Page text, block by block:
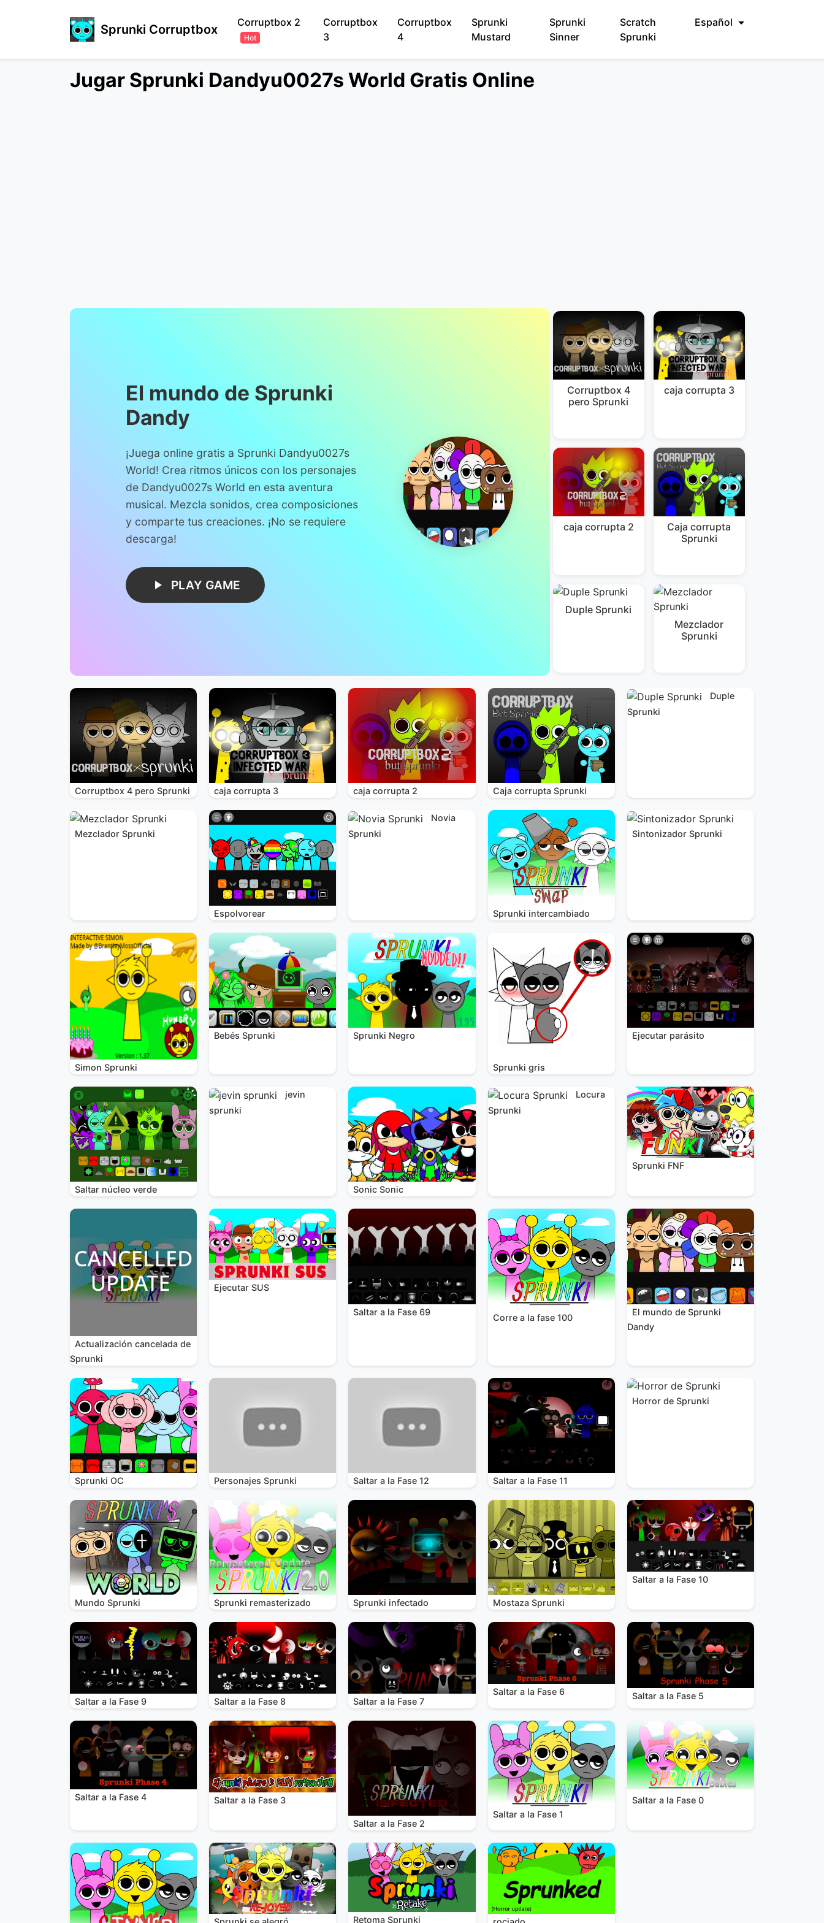
Sprunki Corruptbox Corruptbox 2
Hot
Corruptbox
3
Corruptbox
4
Sprunki
Mustard
Sprunki
Sinner
Scratch
Sprunki
Español
Jugar Sprunki Dandyu0027s World Gratis Online
El mundo de Sprunki
Dandy
¡Juega online gratis a Sprunki Dandyu0027s
World! Crea ritmos únicos con los personajes
de Dandyu0027s World en esta aventura
musical. Mezcla sonidos, crea composiciones
y comparte tus creaciones. ¡No se requiere
descarga!
PLAY GAME
Corruptbox 4
pero Sprunki
caja corrupta 3
caja corrupta 2
Caja corrupta
Sprunki
Duple Sprunki
Mezclador
Sprunki
Corruptbox 4 pero Sprunki caja corrupta 3 caja corrupta 2 Caja corrupta Sprunki
Duple
Sprunki
Mezclador Sprunki
Espolvorear
Novia
Sprunki
Sprunki intercambiado
Sintonizador Sprunki
Simon Sprunki
Bebés Sprunki Sprunki Negro
Sprunki gris
Ejecutar parásito
Saltar núcleo verde
jevin
sprunki
Sonic Sonic
Locura
Sprunki
Sprunki FNF
Actualización cancelada de
Sprunki
Ejecutar SUS
Saltar a la Fase 69
Corre a la fase 100
El mundo de Sprunki
Dandy
Sprunki OC Personajes Sprunki Saltar a la Fase 12 Saltar a la Fase 11
Horror de Sprunki
Mundo Sprunki Sprunki remasterizado Sprunki infectado Mostaza Sprunki
Saltar a la Fase 10
Saltar a la Fase 9 Saltar a la Fase 8 Saltar a la Fase 7
Saltar a la Fase 6 Saltar a la Fase 5
Saltar a la Fase 4 Saltar a la Fase 3
Saltar a la Fase 2
Saltar a la Fase 1
Saltar a la Fase 0
Retoma Sprunki